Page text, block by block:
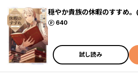
穏やか貴族の休暇のすすめ
640
ポイント
試し読み